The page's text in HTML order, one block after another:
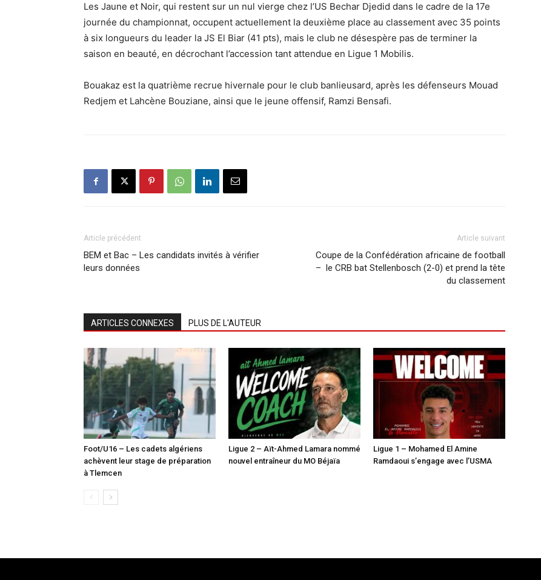
Les Jaune et Noir, qui restent sur un nul vierge chez l’US Bechar Djedid dans le cadre de la 17e
journée du championnat, occupent actuellement la deuxième place au classement avec 35 points
à six longueurs du leader la JS El Biar (41 pts), mais le club ne désespère pas de terminer la
saison en beauté, en décrochant l’accession tant attendue en Ligue 1 Mobilis.
Bouakaz est la quatrième recrue hivernale pour le club banlieusard, après les défenseurs Mouad
Redjem et Lahcène Bouziane, ainsi que le jeune offensif, Ramzi Bensafi.
Article précédent
BEM et Bac – Les candidats invités à vérifier
leurs données
Article suivant
Coupe de la Confédération africaine de football
– le CRB bat Stellenbosch (2-0) et prend la tête
du classement
ARTICLES CONNEXES PLUS DE L'AUTEUR
Foot/U16 – Les cadets algériens
achèvent leur stage de préparation
à Tlemcen
Ligue 2 – Aït-Ahmed Lamara nommé
nouvel entraîneur du MO Béjaïa
Ligue 1 – Mohamed El Amine
Ramdaoui s’engage avec l’USMA